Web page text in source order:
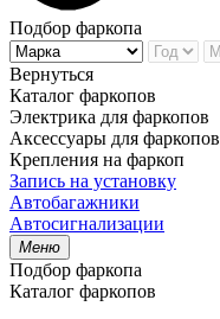
Подбор фаркопа
Вернуться
Каталог фаркопов
Электрика для фаркопов
Аксессуары для фаркопов
Крепления на фаркоп
Запись на установку
Автобагажники
Автосигнализации
Меню
Подбор фаркопа
Каталог фаркопов